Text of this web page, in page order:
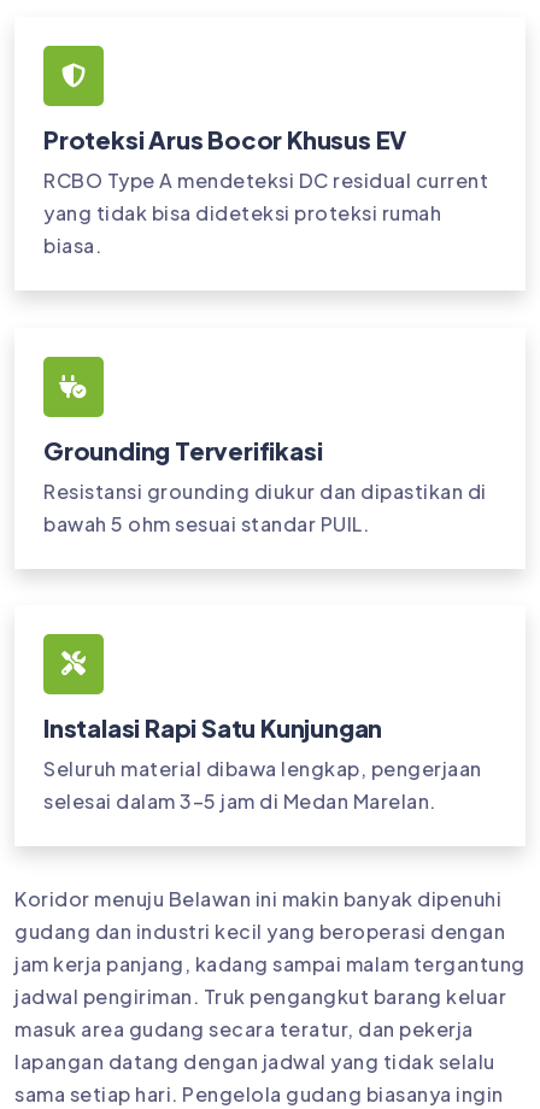
Proteksi Arus Bocor Khusus EV
RCBO Type A mendeteksi DC residual current
yang tidak bisa dideteksi proteksi rumah
biasa.
Grounding Terverifikasi
Resistansi grounding diukur dan dipastikan di
bawah 5 ohm sesuai standar PUIL.
Instalasi Rapi Satu Kunjungan
Seluruh material dibawa lengkap, pengerjaan
selesai dalam 3–5 jam di Medan Marelan.
Koridor menuju Belawan ini makin banyak dipenuhi
gudang dan industri kecil yang beroperasi dengan
jam kerja panjang, kadang sampai malam tergantung
jadwal pengiriman. Truk pengangkut barang keluar
masuk area gudang secara teratur, dan pekerja
lapangan datang dengan jadwal yang tidak selalu
sama setiap hari. Pengelola gudang biasanya ingin